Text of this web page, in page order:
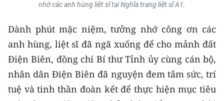
Media Môi trường
Ảnh
Infographic
nhớ các anh hùng liệt sĩ tại Nghĩa trang liệt sĩ A1.
Dành phút mặc niệm, tưởng nhớ công ơn các
anh hùng, liệt sĩ đã ngã xuống để cho mảnh đất
Điện Biên, đồng chí Bí thư Tỉnh ủy cùng cán bộ,
nhân dân Điện Biên đã nguyện đem tâm sức, trí
tuệ và tinh thần đoàn kết để thực hiện mục tiêu